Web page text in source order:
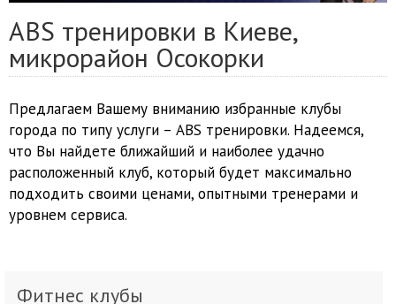
ABS тренировки в Киеве,
микрорайон Осокорки
Предлагаем Вашему вниманию избранные клубы
города по типу услуги – ABS тренировки. Надеемся,
что Вы найдете ближайший и наиболее удачно
расположенный клуб, который будет максимально
подходить своими ценами, опытными тренерами и
уровнем сервиса.
Фитнес клубы